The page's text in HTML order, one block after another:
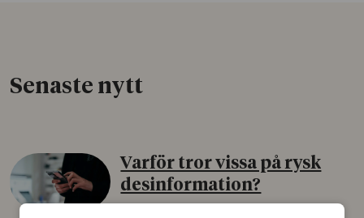
Senaste nytt
Varför tror vissa på rysk
desinformation?